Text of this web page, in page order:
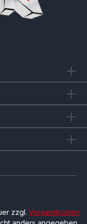
zzgl. Versandkosten